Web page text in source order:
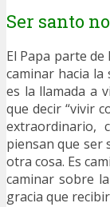
Ser santo
El Papa parte de
caminar hacia la
es la llamada a
que decir “vivir
extraordinario,
piensan que ser
otra cosa. Es
caminar sobre
gracia que